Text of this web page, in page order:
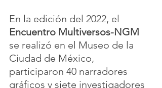
En la edición del 2022, el
Encuentro Multiversos-NGM
se realizó en el Museo de la
Ciudad de México,
participaron 40 narradores
gráficos y siete investigadores